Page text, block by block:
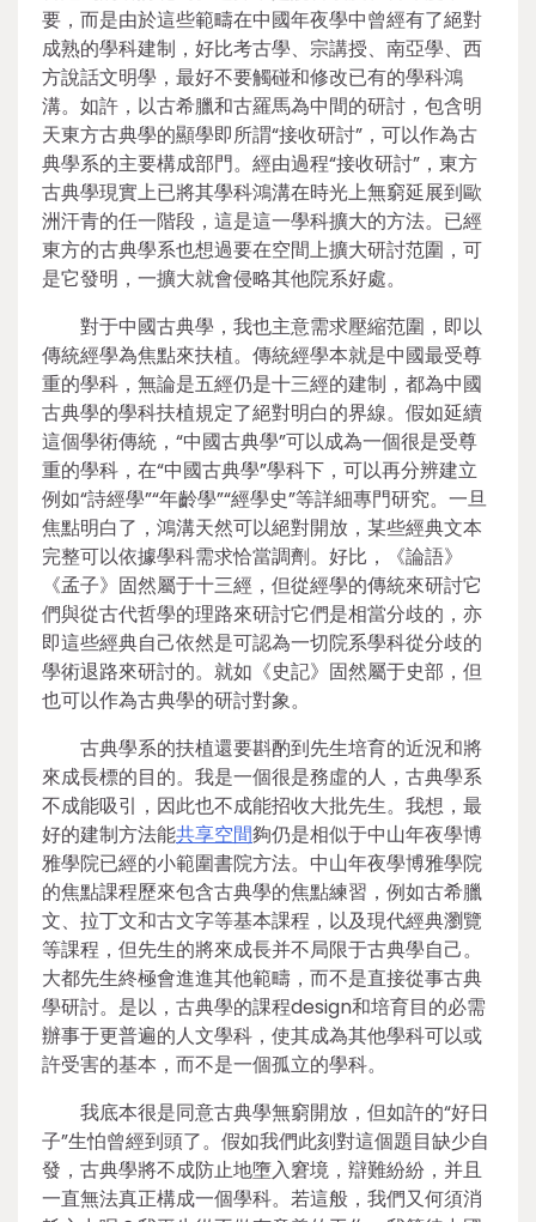
要，而是由於這些範疇在中國年夜學中曾經有了絕對
成熟的學科建制，好比考古學、宗講授、南亞學、西
方說話文明學，最好不要觸碰和修改已有的學科鴻
溝。如許，以古希臘和古羅馬為中間的研討，包含明
天東方古典學的顯學即所謂“接收研討”，可以作為古
典學系的主要構成部門。經由過程“接收研討”，東方
古典學現實上已將其學科鴻溝在時光上無窮延展到歐
洲汗青的任一階段，這是這一學科擴大的方法。已經
東方的古典學系也想過要在空間上擴大研討范圍，可
是它發明，一擴大就會侵略其他院系好處。
對于中國古典學，我也主意需求壓縮范圍，即以
傳統經學為焦點來扶植。傳統經學本就是中國最受尊
重的學科，無論是五經仍是十三經的建制，都為中國
古典學的學科扶植規定了絕對明白的界線。假如延續
這個學術傳統，“中國古典學”可以成為一個很是受尊
重的學科，在“中國古典學”學科下，可以再分辨建立
例如“詩經學”“年齡學”“經學史”等詳細專門研究。一旦
焦點明白了，鴻溝天然可以絕對開放，某些經典文本
完整可以依據學科需求恰當調劑。好比，《論語》
《孟子》固然屬于十三經，但從經學的傳統來研討它
們與從古代哲學的理路來研討它們是相當分歧的，亦
即這些經典自己依然是可認為一切院系學科從分歧的
學術退路來研討的。就如《史記》固然屬于史部，但
也可以作為古典學的研討對象。
古典學系的扶植還要斟酌到先生培育的近況和將
來成長標的目的。我是一個很是務虛的人，古典學系
不成能吸引，因此也不成能招收大批先生。我想，最
好的建制方法能共享空間夠仍是相似于中山年夜學博
雅學院已經的小範圍書院方法。中山年夜學博雅學院
的焦點課程歷來包含古典學的焦點練習，例如古希臘
文、拉丁文和古文字等基本課程，以及現代經典瀏覽
等課程，但先生的將來成長并不局限于古典學自己。
大都先生終極會進進其他範疇，而不是直接從事古典
學研討。是以，古典學的課程design和培育目的必需
辦事于更普遍的人文學科，使其成為其他學科可以或
許受害的基本，而不是一個孤立的學科。
我底本很是同意古典學無窮開放，但如許的“好日
子”生怕曾經到頭了。假如我們此刻對這個題目缺少自
發，古典學將不成防止地墮入窘境，辯難紛紛，并且
一直無法真正構成一個學科。若這般，我們又何須消